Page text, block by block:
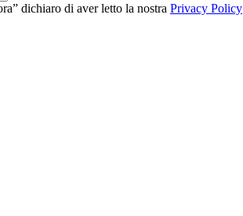
dichiaro di aver letto la nostra Privacy Policy